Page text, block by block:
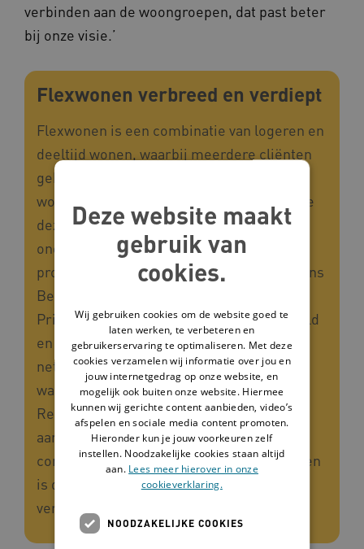
verbinden aan de woongroepen, dat past beter
bij onze visie.’
Flexwonen verbreed en verdiept
Flexwonen is een combinatie van logeren en
deeltijd wonen, waarbij meerdere cliënten
gebruikmaken van één bed op een
woonlocatie. Prinsenstichting ontwikkelde
deze vernieuwende aanpak, met
ondersteuning van Vilans, tijdens het
programma Begeleiding à la carte 1. Tijdens
Begeleiding à la carte 2 heeft
Prinsenstichting de aanpak doorontwikkeld
en haar ervaringen gedeeld in een lerend
netwerk met andere zorgorganisaties,
waaronder Raphaëlstichting en Esdégé-
Reigersdaal. Deze organisaties hebben de
aanpak toe- en aangepast aan hun eigen
context en cultuur. Door met elkaar te leren
is de aanpak Flexwonen verbreed en
verdiept.
Deze website maakt
gebruik van
cookies.
Wij gebruiken cookies om de website goed te
laten werken, te verbeteren en
gebruikerservaring te optimaliseren. Met deze
cookies verzamelen wij informatie over jou en
jouw internetgedrag op onze website, en
mogelijk ook buiten onze website. Hiermee
kunnen wij gerichte content aanbieden, video’s
afspelen en sociale media content promoten.
Hieronder kun je jouw voorkeuren zelf
instellen. Noodzakelijke cookies staan altijd
aan. Lees meer hierover in onze
cookieverklaring.
NOODZAKELIJKE COOKIES